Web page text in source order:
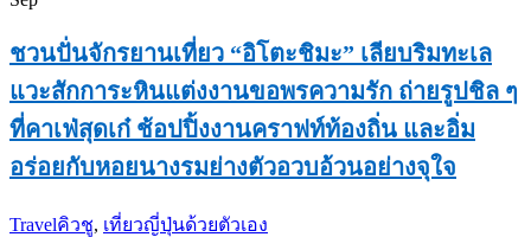
ชวนปั่นจักรยานเที่ยว “อิโตะชิมะ” เลียบริมทะเล
แวะสักการะหินแต่งงานขอพรความรัก ถ่ายรูปชิล ๆ
ที่คาเฟ่สุดเก๋ ช้อปปิ้งงานคราฟท์ท้องถิ่น และอิ่ม
อร่อยกับหอยนางรมย่างตัวอวบอ้วนอย่างจุใจ
Travelคิวชู, เที่ยวญี่ปุ่นด้วยตัวเอง